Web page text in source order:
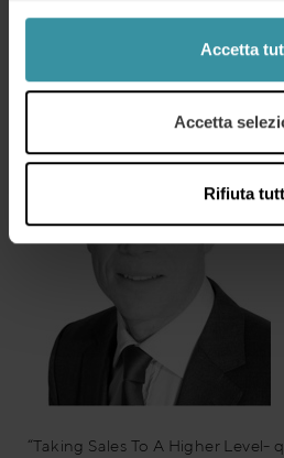
Accetta
Accetta
Rifiuta
“Taking Sales To A Higher Level-